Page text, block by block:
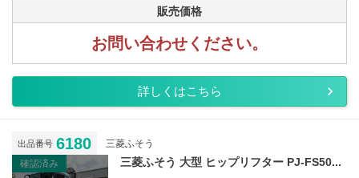
販売価格
お問い合わせください。
詳しくはこちら
出品番号 6180
三菱ふそう
確認済み
三菱ふそう 大型 ヒップリフター PJ-FS50...